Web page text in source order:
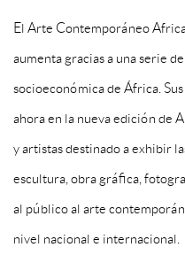
El Arte Contemporáneo
aumenta gracias a una serie
socioeconómica de África.
ahora en la nueva edición de
y artistas destinado a exhibir
escultura, obra gráfica,
al público al arte
nivel nacional e internacional.